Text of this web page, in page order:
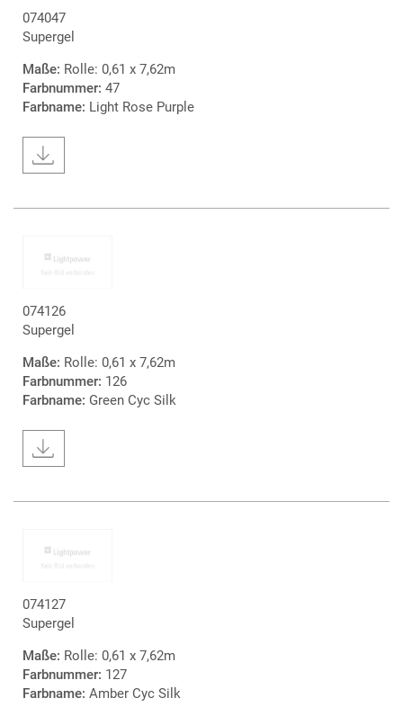
074047
Supergel
Maße: Rolle: 0,61 x 7,62m
Farbnummer: 47
Farbname: Light Rose Purple
074126
Supergel
Maße: Rolle: 0,61 x 7,62m
Farbnummer: 126
Farbname: Green Cyc Silk
074127
Supergel
Maße: Rolle: 0,61 x 7,62m
Farbnummer: 127
Farbname: Amber Cyc Silk